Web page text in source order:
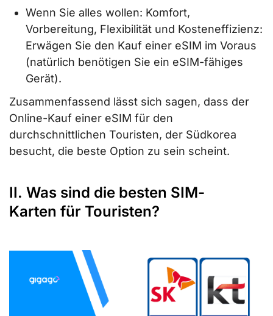
Wenn Sie alles wollen: Komfort,
Vorbereitung, Flexibilität und Kosteneffizienz:
Erwägen Sie den Kauf einer eSIM im Voraus
(natürlich benötigen Sie ein eSIM-fähiges
Gerät).
Zusammenfassend lässt sich sagen, dass der
Online-Kauf einer eSIM für den
durchschnittlichen Touristen, der Südkorea
besucht, die beste Option zu sein scheint.
II. Was sind die besten SIM-
Karten für Touristen?